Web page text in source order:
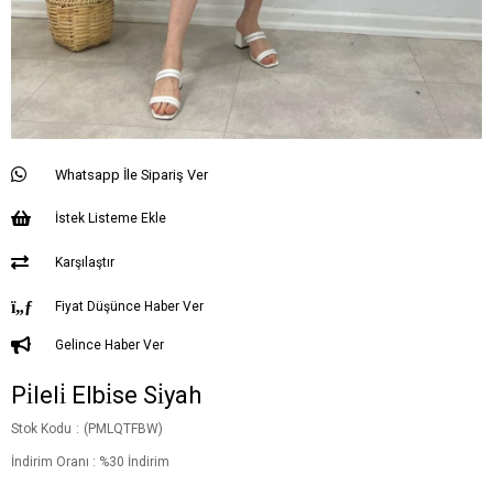
Whatsapp İle Sipariş Ver
İstek Listeme Ekle
Karşılaştır
Fiyat Düşünce Haber Ver
Gelince Haber Ver
Pi̇leli̇ Elbi̇se Si̇yah
Stok Kodu (PMLQTFBW)
İndirim Oranı : %30 İndirim